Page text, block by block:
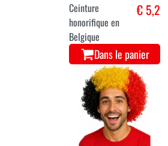
Ceinture
honorifique en
Belgique
€ 5,2
Dans le panier